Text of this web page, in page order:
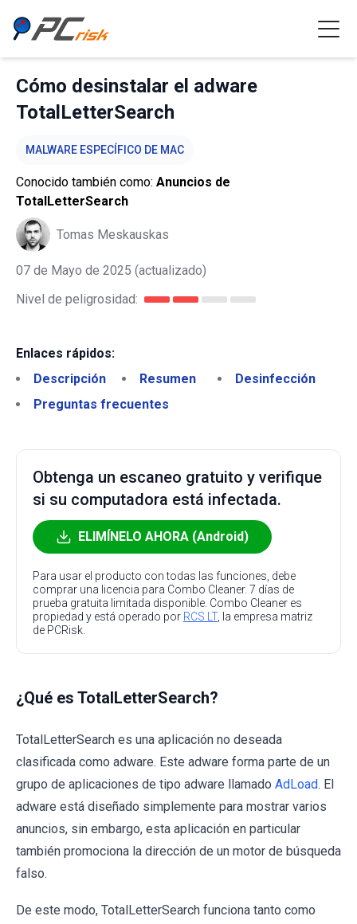
Cómo desinstalar el adware
TotalLetterSearch
MALWARE ESPECÍFICO DE MAC
Conocido también como: Anuncios de
TotalLetterSearch
Tomas Meskauskas
07 de Mayo de 2025 (actualizado)
Nivel de peligrosidad:
Enlaces rápidos:
Descripción
Resumen
Desinfección
Preguntas frecuentes
Obtenga un escaneo gratuito y verifique
si su computadora está infectada.
ELIMÍNELO AHORA (Android)
Para usar el producto con todas las funciones, debe
comprar una licencia para Combo Cleaner. 7 días de
prueba gratuita limitada disponible. Combo Cleaner es
propiedad y está operado por RCS LT, la empresa matriz
de PCRisk.
¿Qué es TotalLetterSearch?
TotalLetterSearch es una aplicación no deseada
clasificada como adware. Este adware forma parte de un
grupo de aplicaciones de tipo adware llamado AdLoad. El
adware está diseñado simplemente para mostrar varios
anuncios, sin embargo, esta aplicación en particular
también promociona la dirección de un motor de búsqueda
falso.
De este modo, TotalLetterSearch funciona tanto como